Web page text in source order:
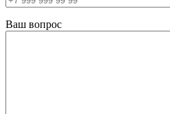
Ваш вопрос